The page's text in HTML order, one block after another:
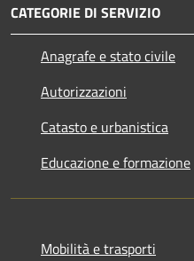
CATEGORIE DI SERVIZIO
Anagrafe e stato civile
Autorizzazioni
Catasto e urbanistica
Educazione e formazione
Mobilità e trasporti